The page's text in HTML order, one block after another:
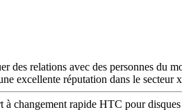
des relations avec des personnes
excellente réputation dans le
changement rapide HTC pour